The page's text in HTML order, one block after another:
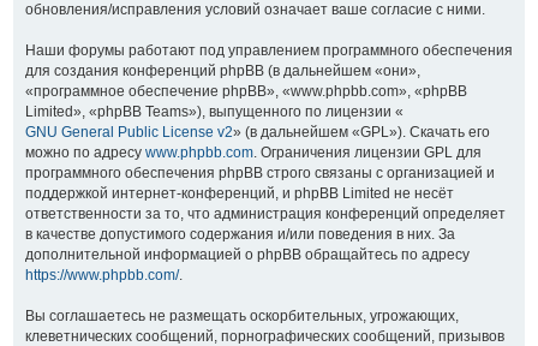
обновления/исправления условий означает ваше согласие с ними.
Наши форумы работают под управлением программного обеспечения
для создания конференций phpBB (в дальнейшем «они»,
«программное обеспечение phpBB», «www.phpbb.com», «phpBB
Limited», «phpBB Teams»), выпущенного по лицензии «
GNU General Public License v2» (в дальнейшем «GPL»). Скачать его
можно по адресу www.phpbb.com. Ограничения лицензии GPL для
программного обеспечения phpBB строго связаны с организацией и
поддержкой интернет-конференций, и phpBB Limited не несёт
ответственности за то, что администрация конференций определяет
в качестве допустимого содержания и/или поведения в них. За
дополнительной информацией о phpBB обращайтесь по адресу
https://www.phpbb.com/.
Вы соглашаетесь не размещать оскорбительных, угрожающих,
клеветнических сообщений, порнографических сообщений, призывов